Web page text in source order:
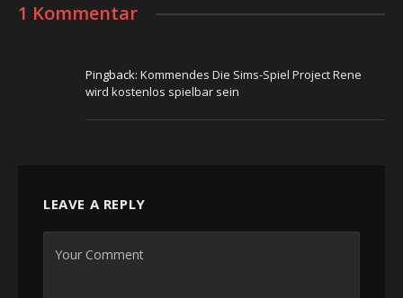
1 Kommentar
Pingback: Kommendes Die Sims-Spiel Project Rene
wird kostenlos spielbar sein
LEAVE A REPLY